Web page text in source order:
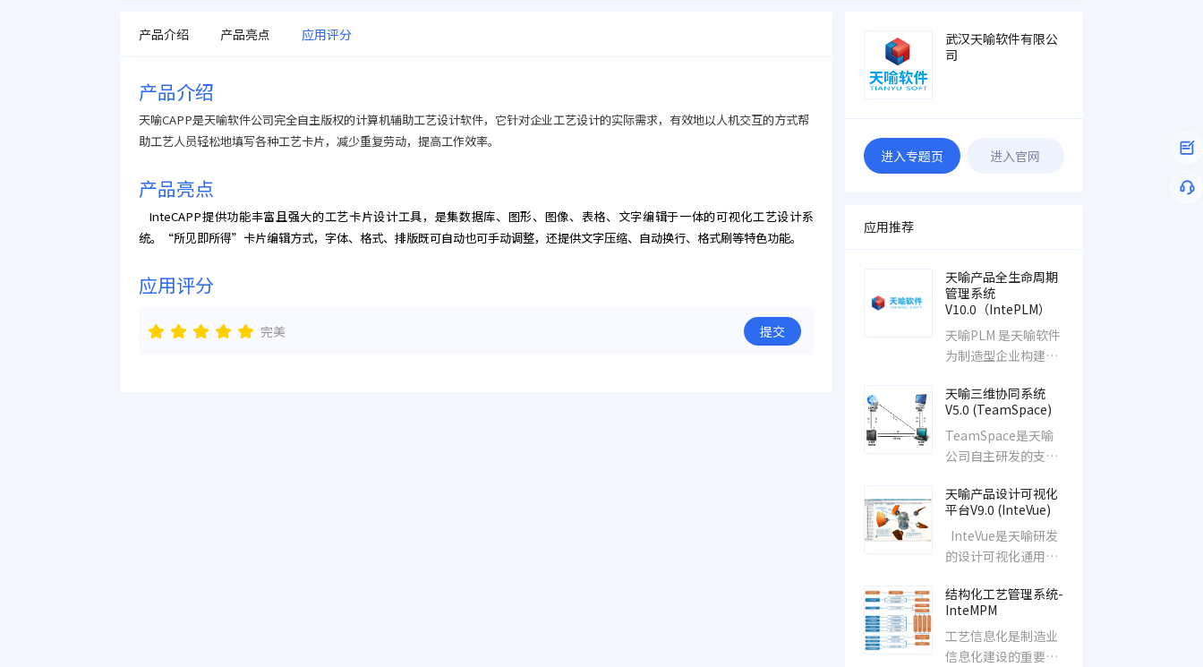
产品介绍 产品亮点 应用评分
产品介绍
天喻CAPP是天喻软件公司完全自主版权的计算机辅助工艺设计软件，它针对企业工艺设计的实际需求，有效地以人机交互的方式帮
助工艺人员轻松地填写各种工艺卡片，减少重复劳动，提高工作效率。
产品亮点
InteCAPP提供功能丰富且强大的工艺卡片设计工具，是集数据库、图形、图像、表格、文字编辑于一体的可视化工艺设计系
统。“所见即所得”卡片编辑方式，字体、格式、排版既可自动也可手动调整，还提供文字压缩、自动换行、格式刷等特色功能。
应用评分
完美 提交
武汉天喻软件有限公
司
进入专题页 进入官网
应用推荐
天喻产品全生命周期
管理系统
V10.0（IntePLM）
天喻PLM 是天喻软件
为制造型企业构建的
产品全生命周期的总
体解决方案。以知识
技术化，技术标准
化，标准流程化，流
念，帮助企业建立基
于业务链的产品销
售、设计、制造、采
购及服务一体化的信
天喻三维协同系统
V5.0 (TeamSpace)
TeamSpace是天喻
公司自主研发的支持
平台产品协同
天喻产品设计可视化
平台V9.0 (InteVue)
InteVue是天喻研发
的设计可视化通用平
结构化工艺管理系统-
InteMPM
工艺信息化是制造业
信息化建设的重要组